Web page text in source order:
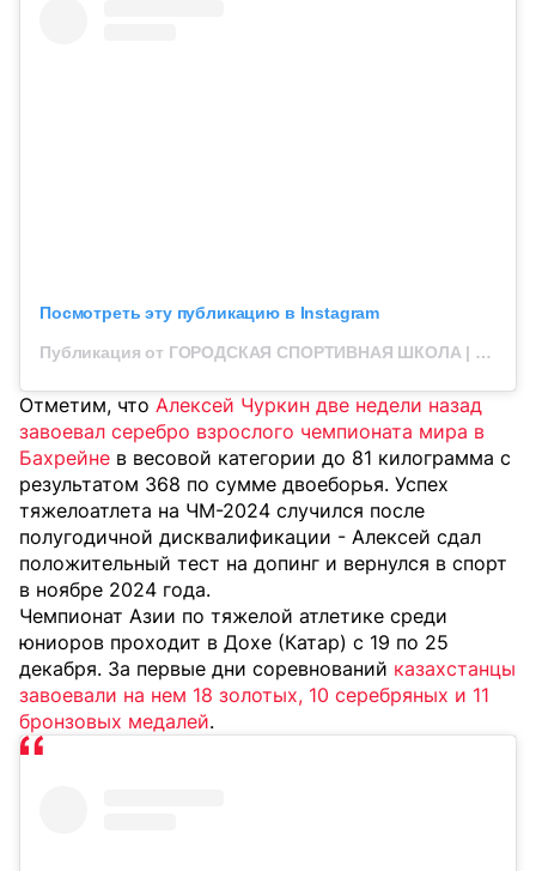
Посмотреть эту публикацию в Instagram
Публикация от ГОРОДСКАЯ СПОРТИВНАЯ ШКОЛА | КОСТАНАЙ (@qalalyq_sport_mektebi)
Отметим, что Алексей Чуркин две недели назад
завоевал серебро взрослого чемпионата мира в
Бахрейне в весовой категории до 81 килограмма с
результатом 368 по сумме двоеборья. Успех
тяжелоатлета на ЧМ-2024 случился после
полугодичной дисквалификации - Алексей сдал
положительный тест на допинг и вернулся в спорт
в ноябре 2024 года.
Чемпионат Азии по тяжелой атлетике среди
юниоров проходит в Дохе (Катар) с 19 по 25
декабря. За первые дни соревнований казахстанцы
завоевали на нем 18 золотых, 10 серебряных и 11
бронзовых медалей.